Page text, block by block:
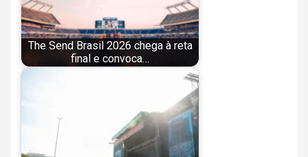
The Send Brasil 2026 chega à reta
final e convoca…